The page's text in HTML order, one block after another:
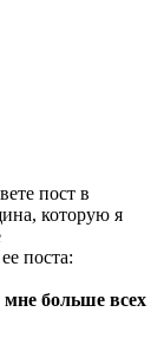
пост в
которую я
поста:
больше всех